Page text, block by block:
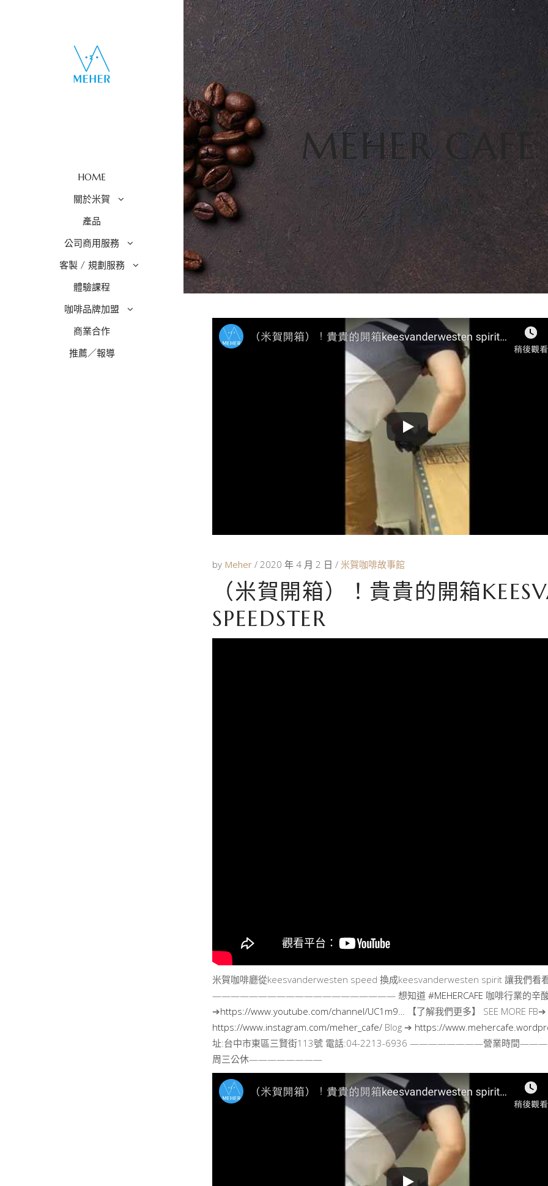
HOME
關於米賀
產品
公司商用服務
客製 / 規劃服務
體驗課程
咖啡品牌加盟
商業合作
推薦／報導
MEHER
by Meher 2020 年 4 月 2 日 米賀咖啡故事館
（米賀開箱）！貴貴的開箱
SPEEDSTER
米賀咖啡廳從keesvanderwesten speed 換成keesvanderwesten spirit 讓我們看
———————————————————— 想知道 #MEHERCAFE 咖啡行業的辛
➔https://www.youtube.com/channel/UC1m9…
【了解我們更多】 SEE MORE FB➔
https://www.instagram.com/meher_cafe/ Blog ➔ https://
址:台中市東區三賢街113號 電話:04-2213-6936 ————————營業時間
周三公休————————